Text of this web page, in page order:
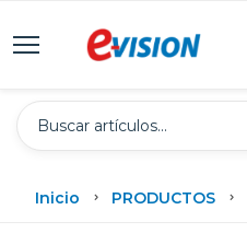
Inicio PRODUCTOS